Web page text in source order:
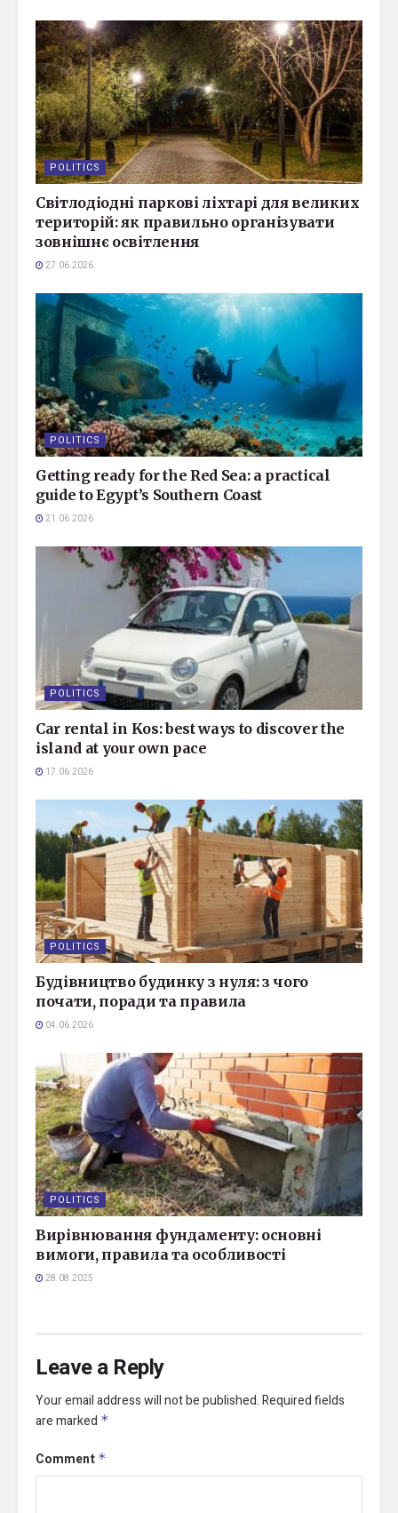
POLITICS
Світлодіодні паркові ліхтарі для великих
територій: як правильно організувати
зовнішнє освітлення
27.06.2026
POLITICS
Getting ready for the Red Sea: a practical
guide to Egypt’s Southern Coast
21.06.2026
POLITICS
Car rental in Kos: best ways to discover the
island at your own pace
17.06.2026
POLITICS
Будівництво будинку з нуля: з чого
почати, поради та правила
04.06.2026
POLITICS
Вирівнювання фундаменту: основні
вимоги, правила та особливості
28.08.2025
Leave a Reply
Your email address will not be published.Required fields
are marked *
Comment *